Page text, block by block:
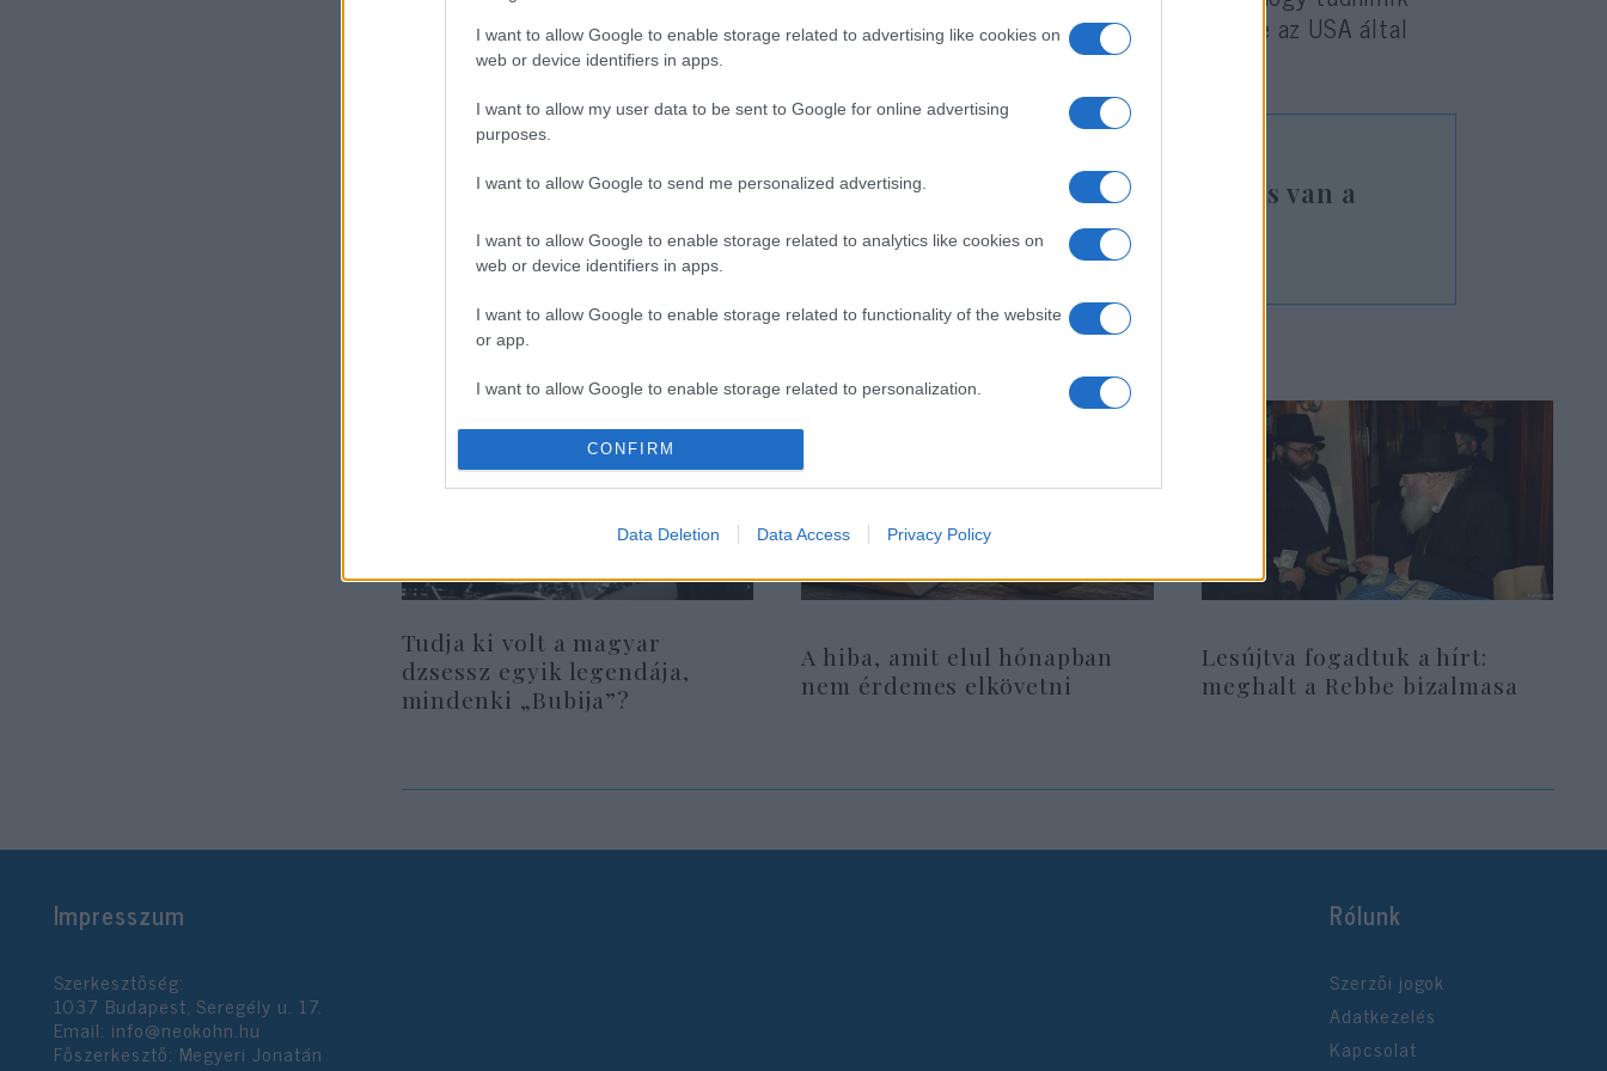
I want to allow Google to enable storage related to advertising like cookies on
web or device identifiers in apps.
I want to allow my user data to be sent to Google for online advertising
purposes.
I want to allow Google to send me personalized advertising.
I want to allow Google to enable storage related to analytics like cookies on
web or device identifiers in apps.
I want to allow Google to enable storage related to functionality of the website
or app.
I want to allow Google to enable storage related to personalization.
I want to allow Google to enable storage related to security, including
authentication functionality and fraud prevention, and other user protection.
CONFIRM
Data Deletion Data Access Privacy Policy
Izraelnek több kért fegyvert kínálnak fel ösztönzésként, hogy megtegye az USA által
kért lépéseket.
Újabb tűzszünetről szóló megállapodás van a
láthatáron
Tudja ki volt a magyar
dzsessz egyik legendája,
mindenki „Bubija”?
A hiba, amit elul hónapban
nem érdemes elkövetni
Lesújtva fogadtuk a hírt:
meghalt a Rebbe bizalmasa
Impresszum
Szerkesztőség:
1037 Budapest, Seregély u. 17.
Email: info@neokohn.hu
Főszerkesztő: Megyeri Jonatán
Rólunk
Szerzői jogok
Adatkezelés
Kapcsolat